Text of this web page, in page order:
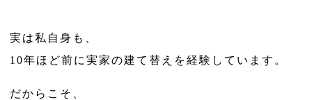
実は私自身も、
10年ほど前に実家の建て替えを経験しています。
だからこそ、